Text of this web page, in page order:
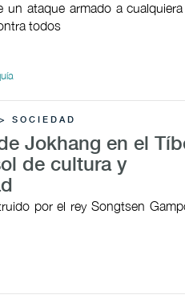
un ataque armado a
todos
SOCIEDAD
Jokhang en el
de cultura y
por el rey Songtsen